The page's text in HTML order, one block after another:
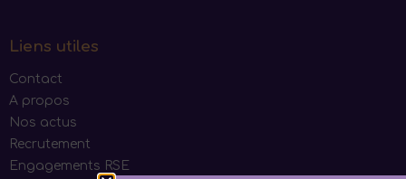
Liens utiles
Contact
A propos
Nos actus
Recrutement
Engagements RSE